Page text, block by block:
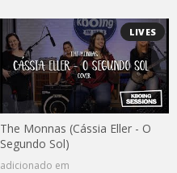
LIVES
The Monnas (Cássia Eller - O
Segundo Sol)
adicionado em